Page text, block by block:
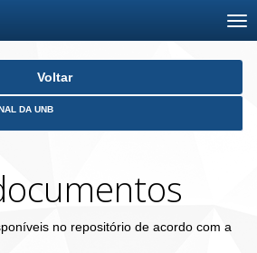
Voltar
DA UNB
no repositório de acordo com a